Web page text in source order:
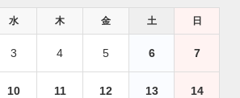
水 木 金 土 日
3 4 5 6 7
10 11 12 13 14